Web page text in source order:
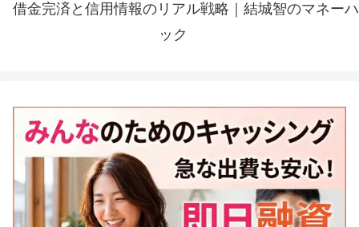
借金完済と信用情報のリアル戦略｜結城智のマネーハ
ック